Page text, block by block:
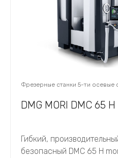
Фрезерные станки 5-ти осевые
DMG MORI DMC 65
Гибкий,
безопасный DMC 65 H